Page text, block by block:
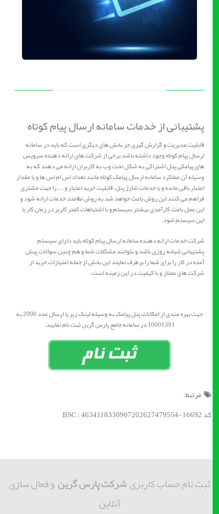
پشتیبانی از خدمات سامانه ارسال پیام کوتاه
قابلیت مدیریت و گزارش گیری جز بخش های دیگری است که باید در سامانه
ارسال پیام کوتاه وجود داشته باشد برخی از شرکت های ارائه دهنده سرویس
های پیامکی پنل اشتراکی به شکل تحت وب به کاربران ارائه می دهند که به
وسیله آن عملکرد سامانه ارسال پیامک کوتاه مانند تعداد اس ام اس ها و یا مقدار
اعتبار باقی مانده و یا خدمات شارژ پنل، قابلیت خرید اعتبار و…. را جهت مشتری
فراهم می کنند این روش باعث خواهد شد به روش نظامند خدمات ارائه شود و
این عمل باعث کارآمدی بیشتر سیستم و با اشتباهات کمتر کاربر در زمان کار با
این سیستم شود.
شرکت خدمات ارائه دهنده سامانه ارسال پیام کوتاه باید دارای سیستم
پشتیبانی شبانه روزی باشد و بتوانند مشکلات شما و هم چنین سوالات پیش
آمده در کار را برای شما را برطرف نمایند این بخش از جمله امتیازات خرید از
شرکت های ممتاز و با کیفیت در این زمینه است.
جهت بهره مندی از امکانات پنل پیامک به وسیله لینک زیر یا ارسال عدد 2000 به
10001391 در سامانه جامع پارس گرین ثبت نام نمایید.
مرتبط:
کد BSC : 4634118330907202627479554-16692;
ثبت نام حساب کاربریشرکت پارس گرینو فعال سازی
آنلاین